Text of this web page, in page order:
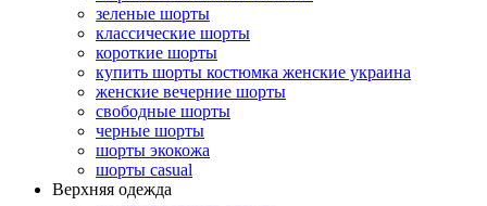
зеленые шорты
классические шорты
короткие шорты
купить шорты костюмка женские украина
женские вечерние шорты
свободные шорты
черные шорты
шорты экокожа
шорты casual
Верхняя одежда